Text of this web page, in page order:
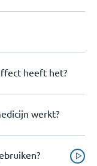
heeft het?
werkt?